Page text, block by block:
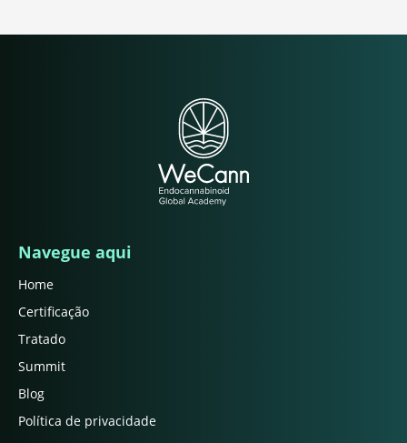
Navegue aqui
Home
Certificação
Tratado
Summit
Blog
Política de privacidade